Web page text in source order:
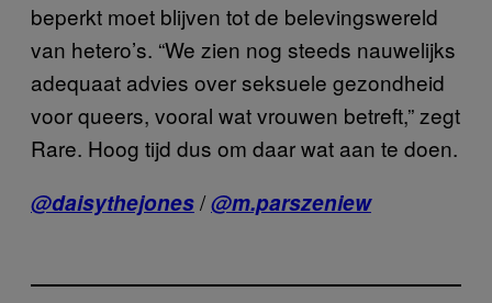
beperkt moet blijven tot de belevingswereld
van hetero’s. “We zien nog steeds nauwelijks
adequaat advies over seksuele gezondheid
voor queers, vooral wat vrouwen betreft,” zegt
Rare. Hoog tijd dus om daar wat aan te doen.
@daisythejones/@m.parszeniew